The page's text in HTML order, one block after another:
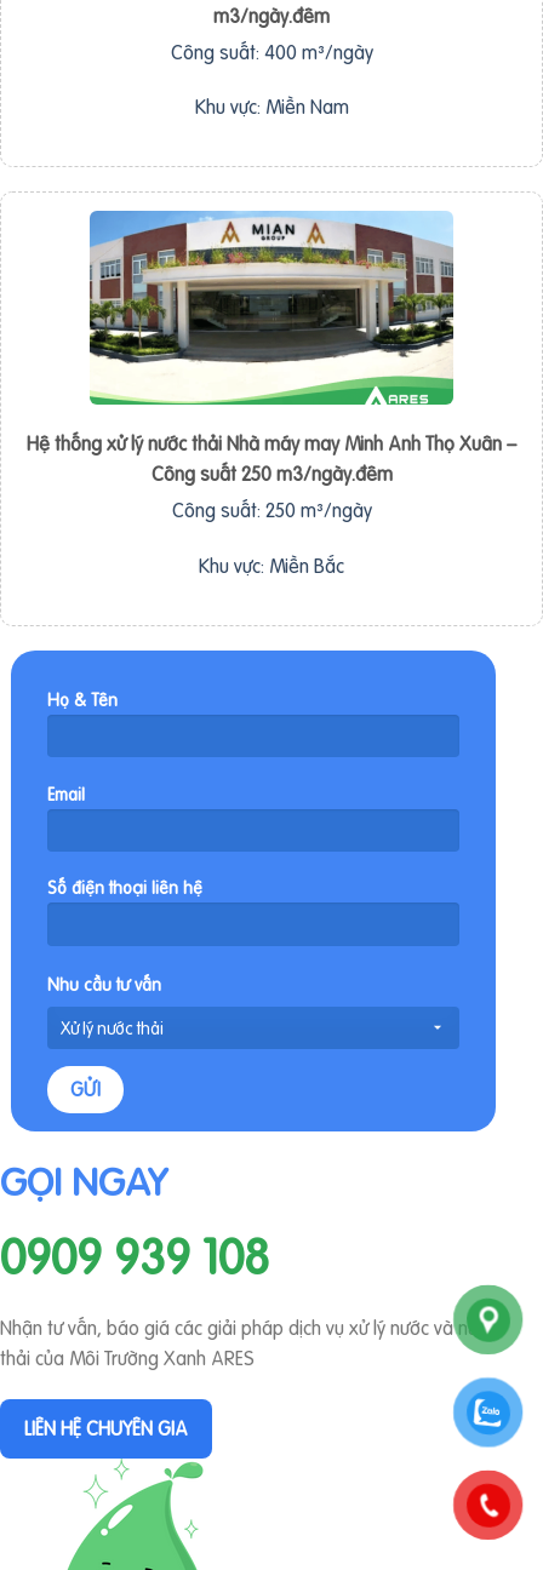
m3/ngày.đêm
Công suất: 400 m³/ngày
Khu vực: Miền Nam
Hệ thống xử lý nước thải Nhà máy may Minh Anh Thọ Xuân –
Công suất 250 m3/ngày.đêm
Công suất: 250 m³/ngày
Khu vực: Miền Bắc
Họ & Tên
Email
Số điện thoại liên hệ
Nhu cầu tư vấn
GỌI NGAY
0909 939 108
Nhận tư vấn, báo giá các giải pháp dịch vụ xử lý nước và nước
thải của Môi Trường Xanh ARES
LIÊN HỆ CHUYÊN GIA